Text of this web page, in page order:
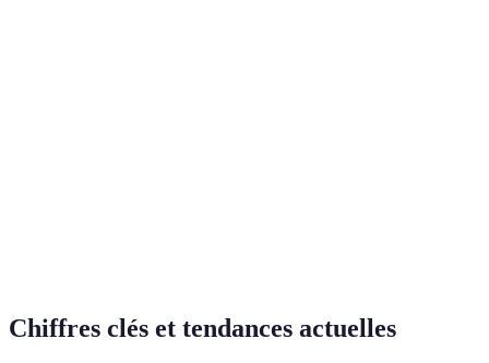
Chiffres clés et tendances actuelles